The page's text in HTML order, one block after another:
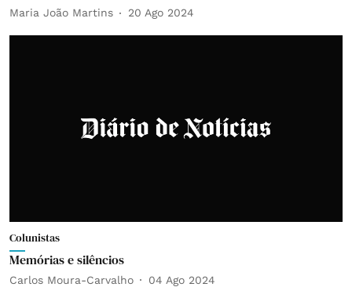
Maria João Martins 20 Ago 2024
Colunistas
Memórias e silêncios
Carlos Moura-Carvalho 04 Ago 2024